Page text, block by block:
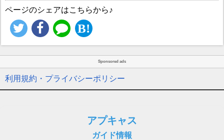
ページのシェアはこちらから♪
Sponsored ads
利用規約・プライバシーポリシー
アプキャス
ガイド情報